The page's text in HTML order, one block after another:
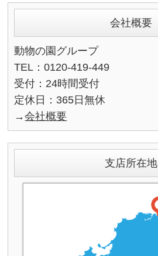
会社概要
動物の園グループ
TEL：0120-419-449
受付：24時間受付
定休日：365日無休
→会社概要
支店所在地